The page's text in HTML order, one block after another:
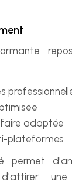
adaptée
plateformes
permet
une